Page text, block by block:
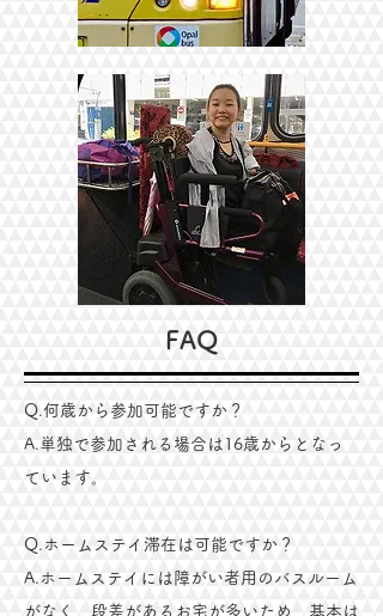
FAQ
Q.何歳から参加可能ですか？
A.単独で参加される場合は16歳からとなっ
ています。
Q.ホームステイ滞在は可能ですか？
A.ホームステイには障がい者用のバスルーム
がなく、段差があるお宅が多いため、基本は